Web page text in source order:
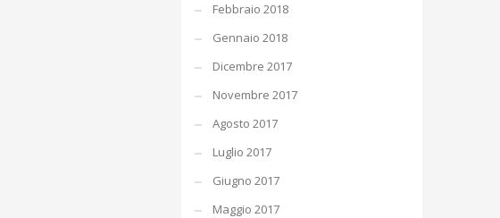
Febbraio 2018
Gennaio 2018
Dicembre 2017
Novembre 2017
Agosto 2017
Luglio 2017
Giugno 2017
Maggio 2017